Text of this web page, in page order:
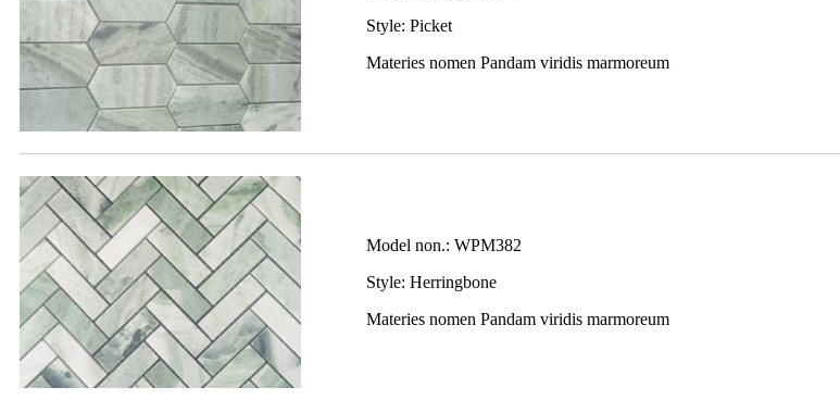
Style: Picket
Materies nomen Pandam viridis marmoreum
Model non.: WPM382
Style: Herringbone
Materies nomen Pandam viridis marmoreum